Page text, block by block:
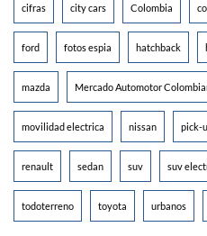
cifras city cars Colombia
ford fotos espia hatchback
mazda Mercado Automotor
movilidad electrica nissan pick-
renault sedan suv suv
todoterreno toyota urbanos